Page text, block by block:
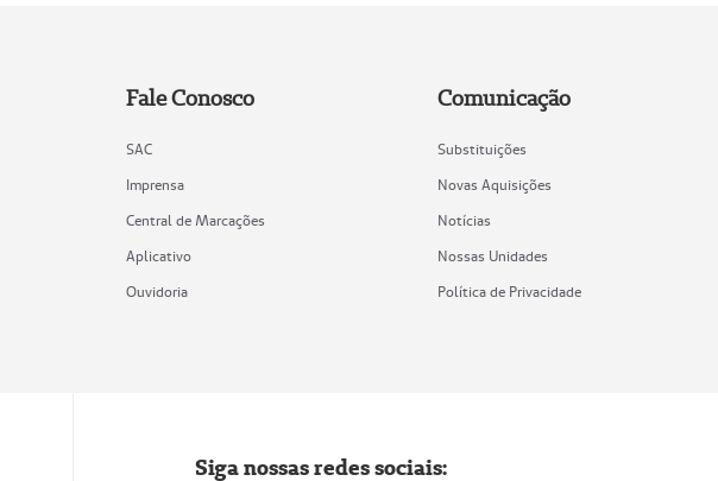
Fale Conosco
SAC
Imprensa
Central de Marcações
Aplicativo
Ouvidoria
Comunicação
Substituições
Novas Aquisições
Notícias
Nossas Unidades
Política de Privacidade
Siga nossas redes sociais: